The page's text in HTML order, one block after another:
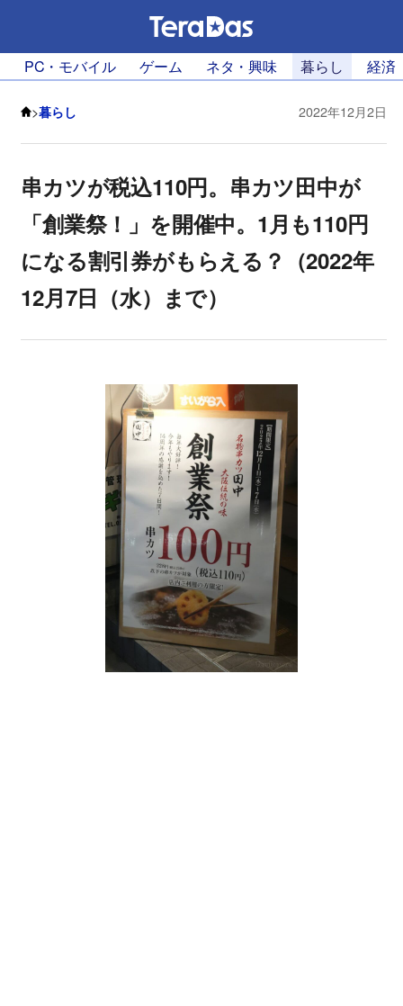
PC・モバイル ゲーム ネタ・興味 暮らし 経済
>暮らし 2022年12月2日
串カツが税込110円。串カツ田中が
「創業祭！」を開催中。1月も110円
になる割引券がもらえる？（2022年
12月7日（水）まで）